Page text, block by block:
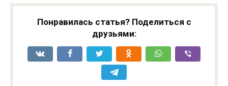
Понравилась статья? Поделиться с
друзьями: